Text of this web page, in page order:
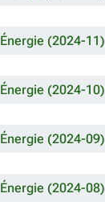
Énergie (2024-11)
Énergie (2024-10)
Énergie (2024-09)
Énergie (2024-08)